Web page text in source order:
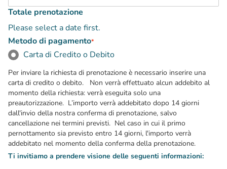
Totale prenotazione
Please select a date first.
Metodo di pagamento*
Carta di Credito o Debito
Per inviare la richiesta di prenotazione è necessario inserire una
carta di credito o debito. Non verrà effettuato alcun addebito al
momento della richiesta: verrà eseguita solo una
preautorizzazione. L’importo verrà addebitato dopo 14 giorni
dall'invio della nostra conferma di prenotazione, salvo
cancellazione nei termini previsti. Nel caso in cui il primo
pernottamento sia previsto entro 14 giorni, l'importo verrà
addebitato nel momento della conferma della prenotazione.
Ti invitiamo a prendere visione delle seguenti informazioni: